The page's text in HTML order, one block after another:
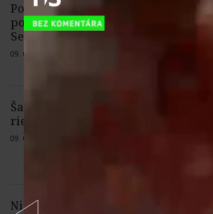
Polícia obvinila dvoch mladíkov z
pokusu o vraždu vodiča taxislužby v
Seredi
09. 08. 2026 |
Šaško chce v krátkom čase predstaviť
riešenie pre záchrankový tender
09. 08. 2026 |
Nitriansky biskup Judák odsudzuje